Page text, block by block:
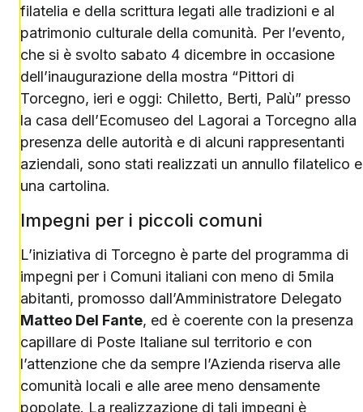
filatelia e della scrittura legati alle tradizioni e al
patrimonio culturale della comunità. Per l’evento,
che si è svolto sabato 4 dicembre in occasione
dell’inaugurazione della mostra “Pittori di
Torcegno, ieri e oggi: Chiletto, Berti, Palù” presso
la casa dell’Ecomuseo del Lagorai a Torcegno alla
presenza delle autorità e di alcuni rappresentanti
aziendali, sono stati realizzati un annullo filatelico e
una cartolina.
Impegni per i piccoli comuni
L’iniziativa di Torcegno è parte del programma di
impegni per i Comuni italiani con meno di 5mila
abitanti, promosso dall’Amministratore Delegato
Matteo Del Fante, ed è coerente con la presenza
capillare di Poste Italiane sul territorio e con
l’attenzione che da sempre l’Azienda riserva alle
comunità locali e alle aree meno densamente
popolate. La realizzazione di tali impegni è